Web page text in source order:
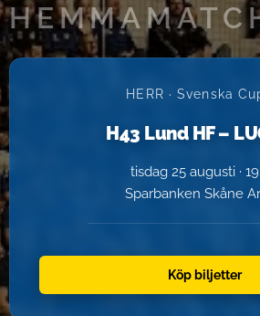
HERR · Svenska
H43 Lund HF –
tisdag 25 augusti ·
Sparbanken Skåne
Köp biljetter